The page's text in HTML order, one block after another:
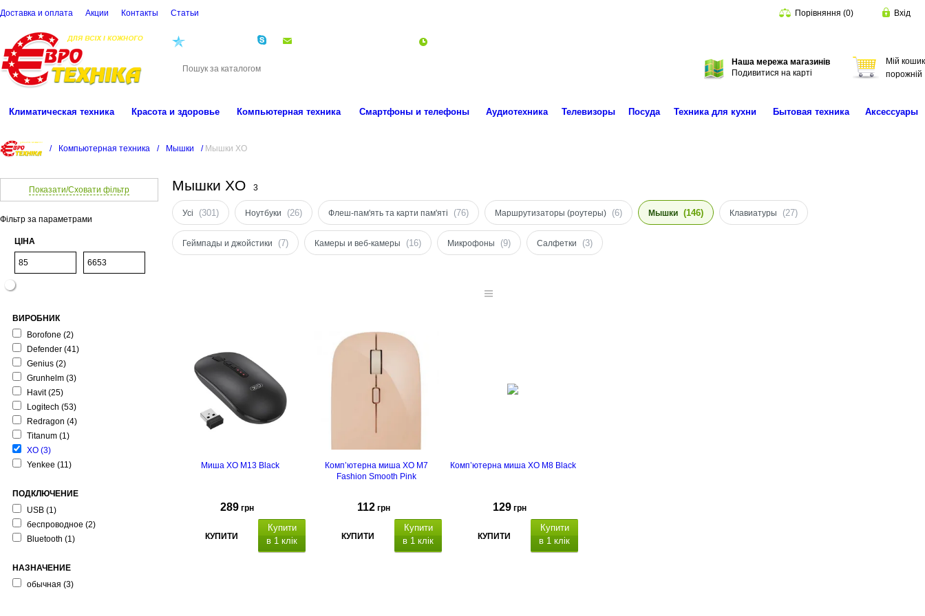
Доставка и оплата Акции Контакты Cтатьи Порівняння (0) Вхід
Наша мережа магазинів
Подивитися на карті
Мій кошик
порожній
Климатическая техника Красота и здоровье Компьютерная техника Смартфоны и телефоны Аудиотехника Телевизоры Посуда Техника для кухни Бытовая техника Аксессуары
/ Компьютерная техника / Мышки / Мышки XO
Показати/Сховати фільтр
Фільтр за параметрами
ЦІНА
ВИРОБНИК
Borofone (2)
Defender (41)
Genius (2)
Grunhelm (3)
Havit (25)
Logitech (53)
Redragon (4)
Titanum (1)
XO (3)
Yenkee (11)
ПОДКЛЮЧЕНИЕ
USB (1)
беспроводное (2)
Bluetooth (1)
НАЗНАЧЕНИЕ
обычная (3)
Мышки XO 3
Усі (301) Ноутбуки (26) Флеш-пам'ять та карти пам'яті (76) Маршрутизаторы (роутеры) (6) Мышки (146) Клавиатуры (27)
Геймпады и джойстики (7) Камеры и веб-камеры (16) Микрофоны (9) Салфетки (3)
Миша XO M13 Black
289 грн
КУПИТИ
Купити
в 1 клік
Комп’ютерна миша XO M7
Fashion Smooth Pink
112 грн
КУПИТИ
Купити
в 1 клік
Комп’ютерна миша XO M8 Black
129 грн
КУПИТИ
Купити
в 1 клік